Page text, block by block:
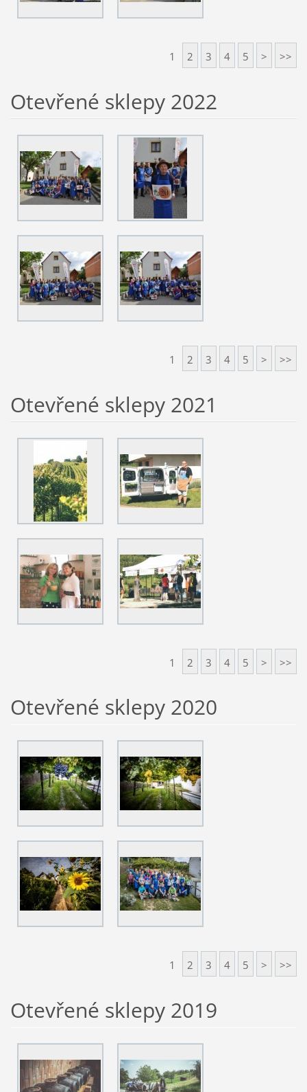
1 2 3 4 5 > >>
Otevřené sklepy 2022
1 2 3 4 5 > >>
Otevřené sklepy 2021
1 2 3 4 5 > >>
Otevřené sklepy 2020
1 2 3 4 5 > >>
Otevřené sklepy 2019